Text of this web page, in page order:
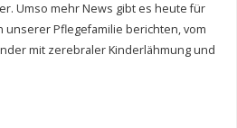
Umso mehr News gibt es heute für
unserer Pflegefamilie berichten, vom
mit zerebraler Kinderlähmung und